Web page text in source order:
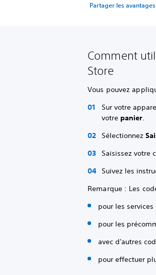
Partager les
Comment
Store
Vous pouvez
Sur votre
votre panier.
Sélectionnez
Saisissez votre
Suivez les
Remarque : Les
pour les
pour les
avec d'autres
pour effectuer